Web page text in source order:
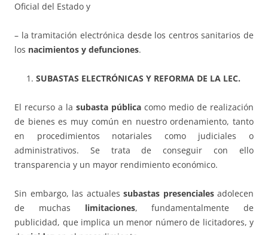
Oficial del Estado y
– la tramitación electrónica desde los centros sanitarios de
los nacimientos y defunciones.
SUBASTAS ELECTRÓNICAS Y REFORMA DE LA LEC.
El recurso a la subasta pública como medio de realización
de bienes es muy común en nuestro ordenamiento, tanto
en procedimientos notariales como judiciales o
administrativos. Se trata de conseguir con ello
transparencia y un mayor rendimiento económico.
Sin embargo, las actuales subastas presenciales adolecen
de muchas limitaciones, fundamentalmente de
publicidad, que implica un menor número de licitadores, y